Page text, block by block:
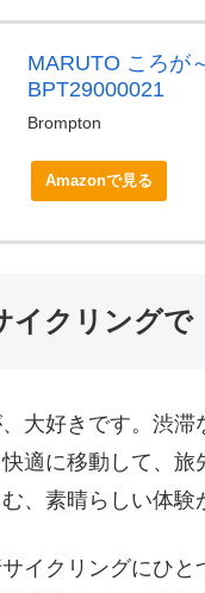
MARUTO ころが
BPT29000021
Brompton
Amazonで見る
イクリングで
大好きです。渋
適に移動して、
、素晴らしい体験
イクリングにひと